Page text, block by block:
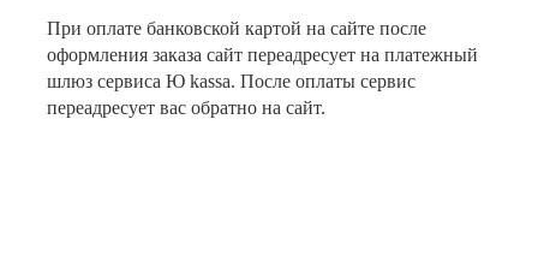
При оплате банковской картой на сайте после
оформления заказа сайт переадресует на платежный
шлюз сервиса Ю kassa. После оплаты сервис
переадресует вас обратно на сайт.